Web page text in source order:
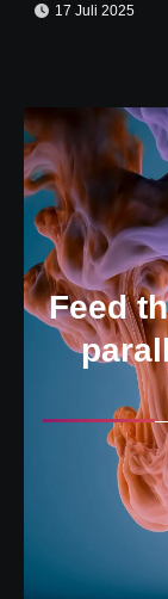
17 Juli 2025
Feed